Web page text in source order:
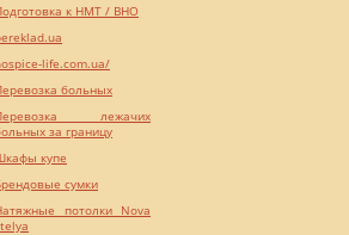
к НМТ / ВНО
life.com.ua/
больных
лежачих
за границу
купе
сумки
потолки Nova